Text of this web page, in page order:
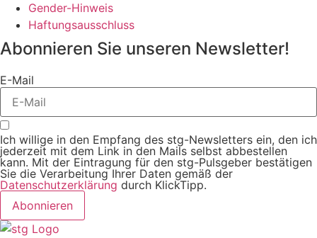
Gender-Hinweis
Haftungsausschluss
Abonnieren Sie unseren Newsletter!
E-Mail
Ich willige in den Empfang des stg-Newsletters ein, den ich
jederzeit mit dem Link in den Mails selbst abbestellen
kann. Mit der Eintragung für den stg-Pulsgeber bestätigen
Sie die Verarbeitung Ihrer Daten gemäß der
Datenschutzerklärung durch KlickTipp.
Abonnieren